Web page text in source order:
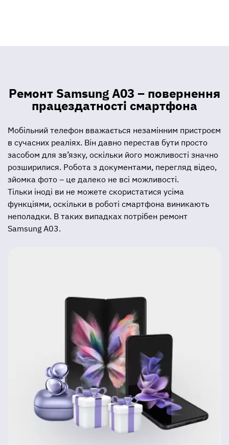
Ремонт Samsung A03 – повернення
працездатності смартфона
Мобільний телефон вважається незамінним пристроєм
в сучасних реаліях. Він давно перестав бути просто
засобом для зв’язку, оскільки його можливості значно
розширилися. Робота з документами, перегляд відео,
зйомка фото – це далеко не всі можливості.
Тільки іноді ви не можете скористатися усіма
функціями, оскільки в роботі смартфона виникають
неполадки. В таких випадках потрібен ремонт
Samsung A03.